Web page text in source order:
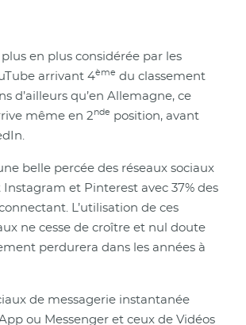
plus en plus considérée par les
arrivant 4ème du classement
d’ailleurs qu’en Allemagne, ce
même en 2nde position, avant
belle percée des réseaux sociaux
et Pinterest avec 37% des
L’utilisation de ces
ne cesse de croître et nul doute
perdurera dans les années à
de messagerie instantanée
ou Messenger et ceux de Vidéos